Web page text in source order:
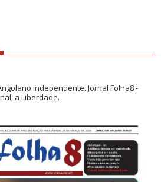
independente.Jornal Folha8 -
a Liberdade.